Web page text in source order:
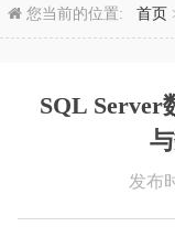
您当前的位置:首页
SQL Server
发布